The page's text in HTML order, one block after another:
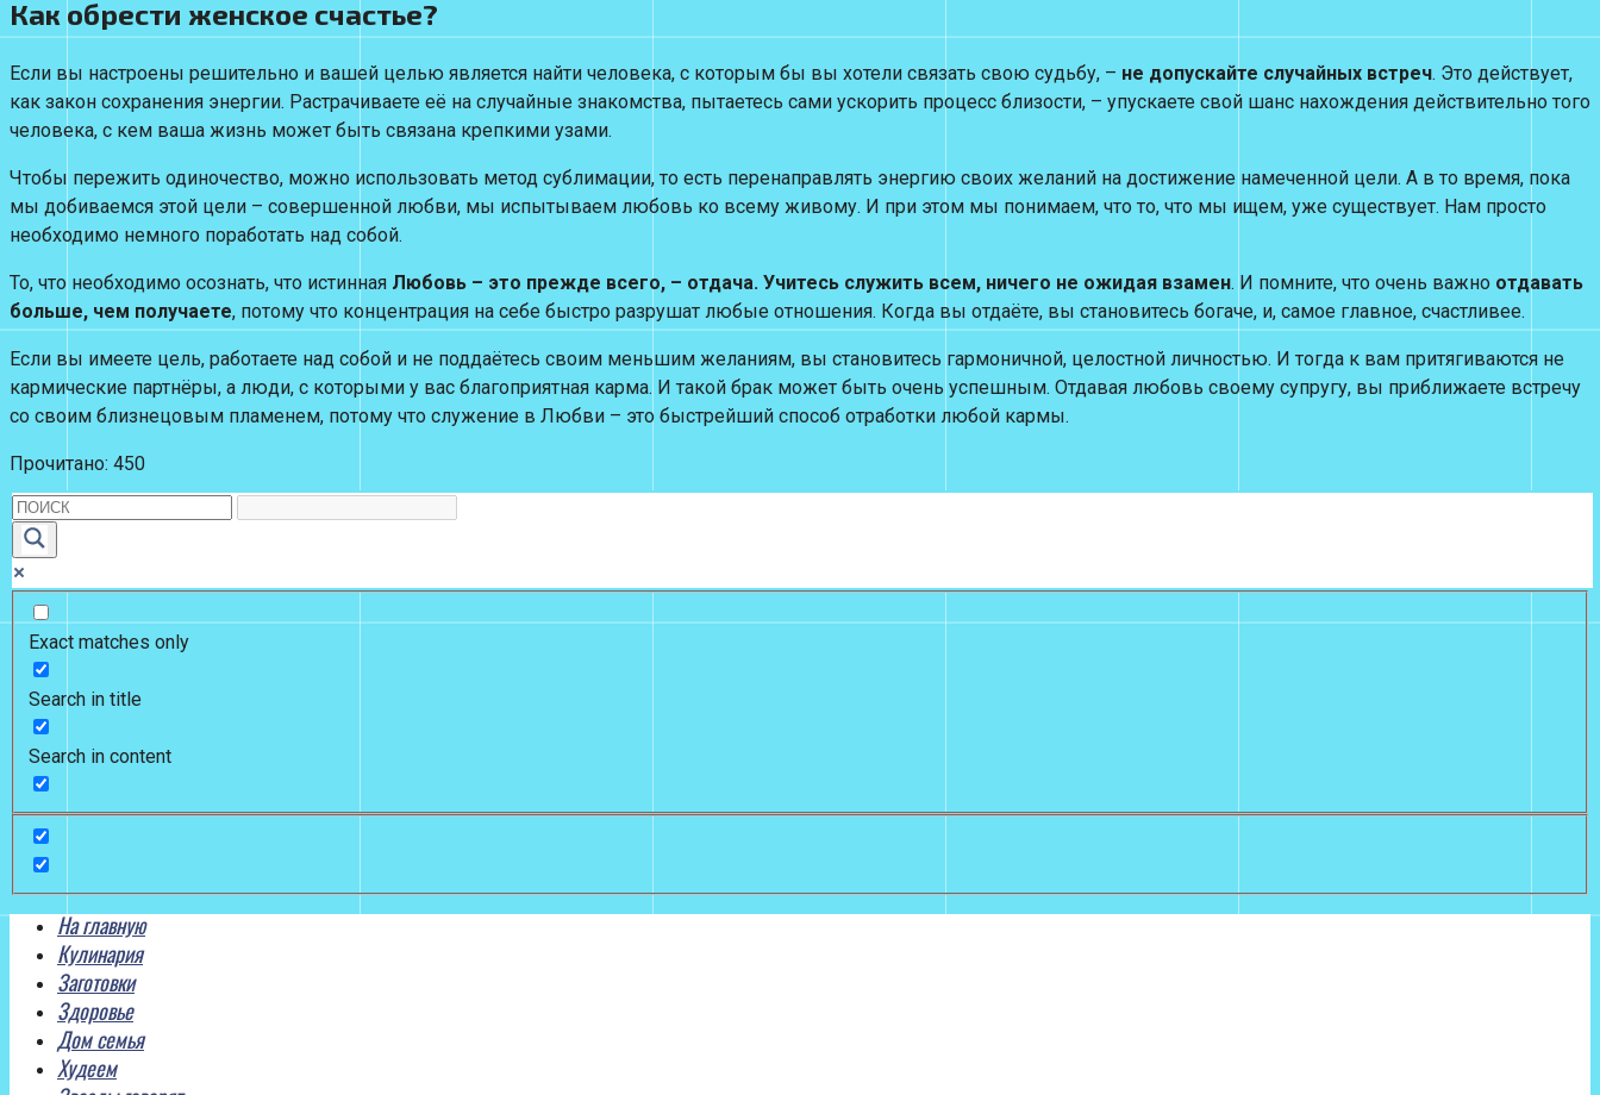
Как обрести женское счастье?
Если вы настроены решительно и вашей целью является найти человека, с которым бы вы хотели связать свою судьбу, – не допускайте случайных встреч. Это действует,
как закон сохранения энергии. Растрачиваете её на случайные знакомства, пытаетесь сами ускорить процесс близости, – упускаете свой шанс нахождения действительно того
человека, с кем ваша жизнь может быть связана крепкими узами.
Чтобы пережить одиночество, можно использовать метод сублимации, то есть перенаправлять энергию своих желаний на достижение намеченной цели. А в то время, пока
мы добиваемся этой цели – совершенной любви, мы испытываем любовь ко всему живому. И при этом мы понимаем, что то, что мы ищем, уже существует. Нам просто
необходимо немного поработать над собой.
То, что необходимо осознать, что истинная Любовь – это прежде всего, – отдача. Учитесь служить всем, ничего не ожидая взамен. И помните, что очень важно отдавать
больше, чем получаете, потому что концентрация на себе быстро разрушат любые отношения. Когда вы отдаёте, вы становитесь богаче, и, самое главное, счастливее.
Если вы имеете цель, работаете над собой и не поддаётесь своим меньшим желаниям, вы становитесь гармоничной, целостной личностью. И тогда к вам притягиваются не
кармические партнёры, а люди, с которыми у вас благоприятная карма. И такой брак может быть очень успешным. Отдавая любовь своему супругу, вы приближаете встречу
со своим близнецовым пламенем, потому что служение в Любви – это быстрейший способ отработки любой кармы.
Прочитано: 450
Exact matches only
Search in title
Search in content
На главную
Кулинария
Заготовки
Здоровье
Дом семья
Худеем